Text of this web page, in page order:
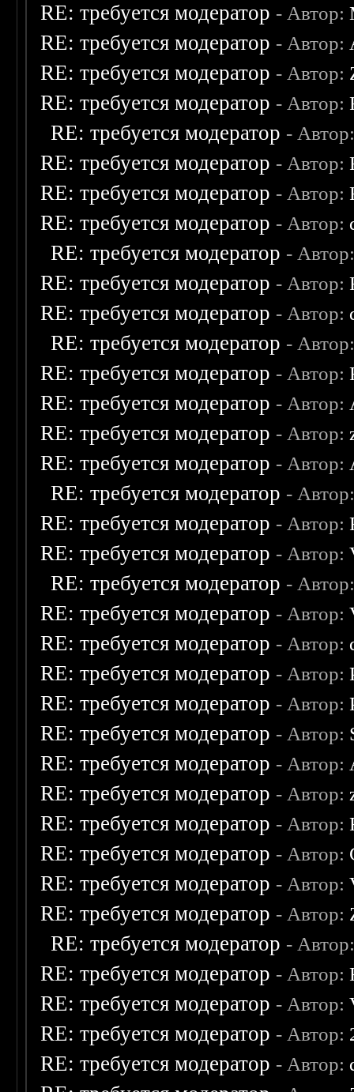
RE: требуется модератор - Автор:
RE: требуется модератор - Автор:
RE: требуется модератор - Автор:
RE: требуется модератор - Автор:
RE: требуется модератор -
RE: требуется модератор - Автор:
RE: требуется модератор - Автор:
RE: требуется модератор - Автор:
RE: требуется модератор -
RE: требуется модератор - Автор:
RE: требуется модератор - Автор:
RE: требуется модератор -
RE: требуется модератор - Автор:
RE: требуется модератор - Автор:
RE: требуется модератор - Автор:
RE: требуется модератор - Автор:
RE: требуется модератор -
RE: требуется модератор - Автор:
RE: требуется модератор - Автор:
RE: требуется модератор -
RE: требуется модератор - Автор:
RE: требуется модератор - Автор:
RE: требуется модератор - Автор:
RE: требуется модератор - Автор:
RE: требуется модератор - Автор:
RE: требуется модератор - Автор:
RE: требуется модератор - Автор:
RE: требуется модератор - Автор:
RE: требуется модератор - Автор:
RE: требуется модератор - Автор:
RE: требуется модератор - Автор:
RE: требуется модератор -
RE: требуется модератор - Автор:
RE: требуется модератор - Автор:
RE: требуется модератор - Автор:
RE: требуется модератор - Автор: